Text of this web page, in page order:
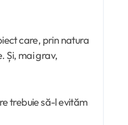
care, prin natura
Și, mai grav,
trebuie să-l evităm